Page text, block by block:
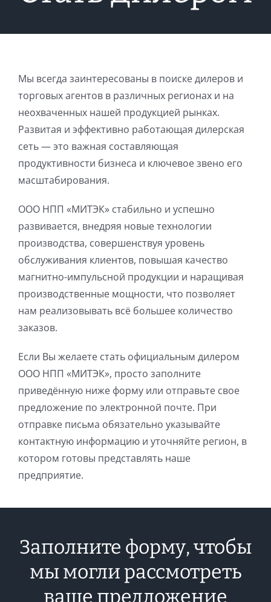
Мы всегда заинтересованы в поиске дилеров и
торговых агентов в различных регионах и на
неохваченных нашей продукцией рынках.
Развитая и эффективно работающая дилерская
сеть — это важная составляющая
продуктивности бизнеса и ключевое звено его
масштабирования.
ООО НПП «МИТЭК» стабильно и успешно
развивается, внедряя новые технологии
производства, совершенствуя уровень
обслуживания клиентов, повышая качество
магнитно-импульсной продукции и наращивая
производственные мощности, что позволяет
нам реализовывать всё большее количество
заказов.
Если Вы желаете стать официальным дилером
ООО НПП «МИТЭК», просто заполните
приведённую ниже форму или отправьте свое
предложение по электронной почте. При
отправке письма обязательно указывайте
контактную информацию и уточняйте регион, в
котором готовы представлять наше
предприятие.
Заполните форму, чтобы
мы могли рассмотреть
ваше предложение